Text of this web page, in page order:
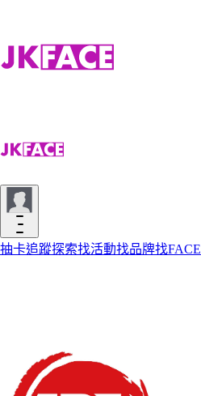
抽卡追蹤探索找活動找品牌找FACE